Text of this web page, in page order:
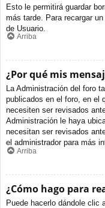
Esto le permitirá guardar
más tarde. Para recargar
de Usuario.
Arriba
¿Por qué mis
La Administración del foro
publicados en el foro, en el
necesiten ser revisados
Administración le haya
necesitan ser revisados
el administrador para más
Arriba
¿Cómo hago para
Puede hacerlo dándole clic